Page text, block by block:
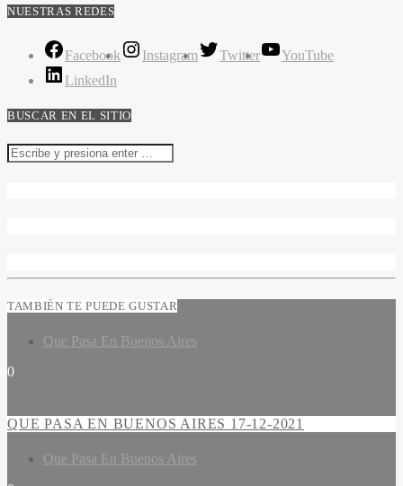
NUESTRAS REDES
Facebook Instagram Twitter
YouTube
LinkedIn
BUSCAR EN EL SITIO
TAMBIÉN TE PUEDE GUSTAR
Que Pasa En Buenos Aires
0
QUE PASA EN BUENOS AIRES 17-12-2021
Que Pasa En Buenos Aires